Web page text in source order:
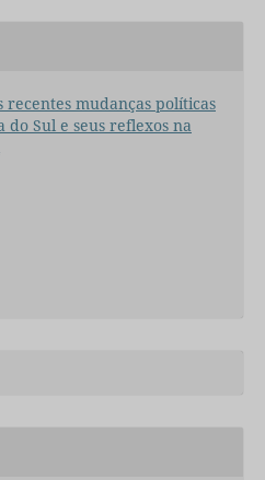
recentes mudanças políticas
Sul e seus reflexos na